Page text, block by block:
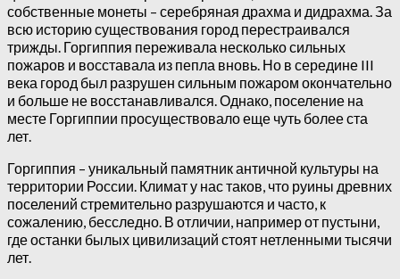
собственные монеты – серебряная драхма и дидрахма. За
всю историю существования город перестраивался
трижды. Горгиппия переживала несколько сильных
пожаров и восставала из пепла вновь. Но в середине III
века город был разрушен сильным пожаром окончательно
и больше не восстанавливался. Однако, поселение на
месте Горгиппии просуществовало еще чуть более ста
лет.
Горгиппия – уникальный памятник античной культуры на
территории России. Климат у нас таков, что руины древних
поселений стремительно разрушаются и часто, к
сожалению, бесследно. В отличии, например от пустыни,
где останки былых цивилизаций стоят нетленными тысячи
лет.